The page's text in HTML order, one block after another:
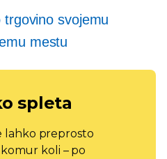
svojemu
mestu
spleta
lahko preprosto
koli – po